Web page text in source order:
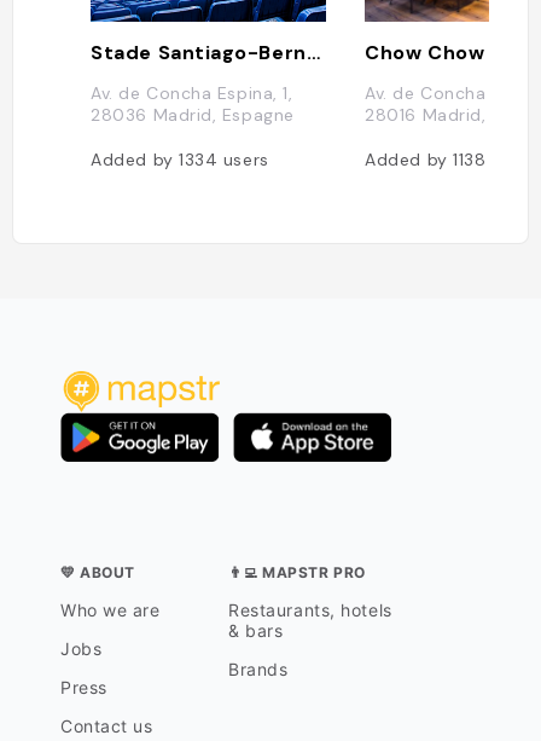
Stade Santiago-Bernabéu
Av. de Concha Espina, 1,
28036 Madrid, Espagne
Added by1334 users
Chow Chow
Av. de Concha
28016 Madrid,
Added by1138
💛 ABOUT
Who we are
Jobs
Press
Contact us
👨‍💻 MAPSTR PRO
Restaurants, hotels
& bars
Brands